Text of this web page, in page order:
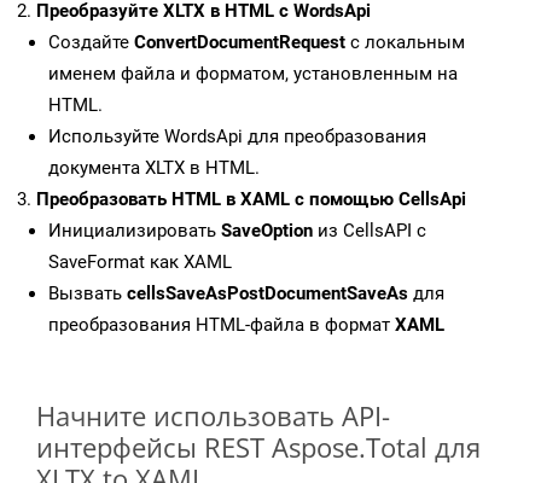
Преобразуйте XLTX в HTML с WordsApi
Создайте ConvertDocumentRequest с локальным
именем файла и форматом, установленным на
HTML.
Используйте WordsApi для преобразования
документа XLTX в HTML.
Преобразовать HTML в XAML с помощью CellsApi
Инициализировать SaveOption из CellsAPI с
SaveFormat как XAML
Вызвать cellsSaveAsPostDocumentSaveAs для
преобразования HTML-файла в формат XAML
Начните использовать API-
интерфейсы REST Aspose.Total для